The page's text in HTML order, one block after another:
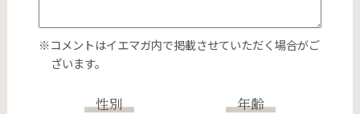
※コメントはイエマガ内で掲載させていただく場合がご
ざいます。
性別 年齢